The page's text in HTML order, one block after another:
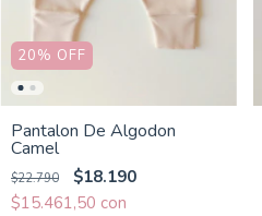
20% OFF
Pantalon De Algodon
Camel
$22.790
$18.190
$15.461,50 con